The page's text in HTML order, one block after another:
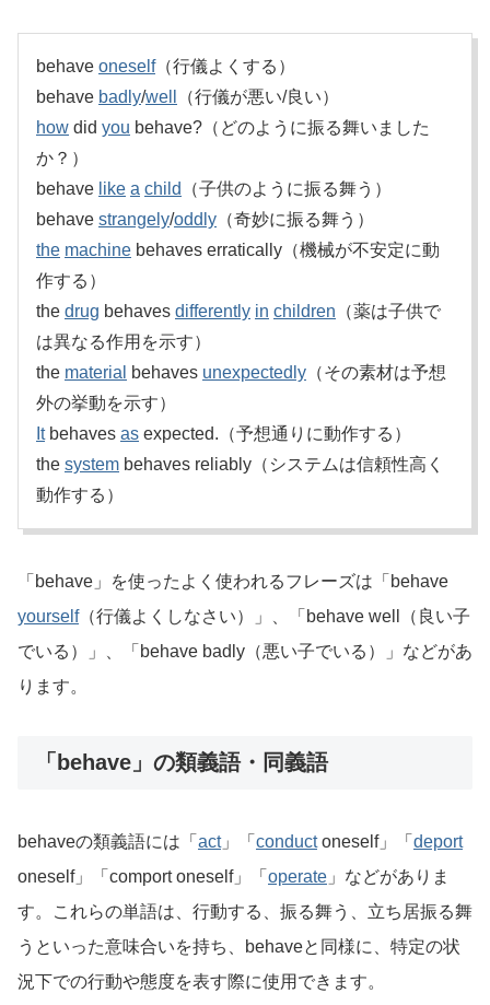
behave oneself（行儀よくする）
behave badly/well
（行儀が悪い/良い）
how did you behave?（どのように振る舞いました
か？）
behave like a child
（子供のように振る舞う）
behave strangely/oddly （奇妙に振る舞う）
the machine behaves erratically（機械が不安定に動
作する）
the drug behaves differently in children （薬は子供で
は異なる作用を示す）
the material behaves unexpectedly （その素材は予想
外の挙動を示す）
Itbehaves as expected.（予想通りに動作する）
the system behaves reliably（システムは信頼性高く
動作する）
「behave」を使ったよく使われるフレーズは「behave
yourself（行儀よくしなさい）」、「behave well（良い子
でいる）」、「behave badly（悪い子でいる）」などがあ
ります。
「behave」の類義語・同義語
behaveの類義語には「 act」「 conductoneself」「 deport
oneself」「comport oneself」「 operate 」などがありま
す。これらの単語は、行動する、振る舞う、立ち居振る舞
うといった意味合いを持ち、behaveと同様に、特定の状
況下での行動や態度を表す際に使用できます。